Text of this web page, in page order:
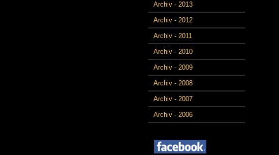
Archiv - 2013
Archiv - 2012
Archiv - 2011
Archiv - 2010
Archiv - 2009
Archiv - 2008
Archiv - 2007
Archiv - 2006